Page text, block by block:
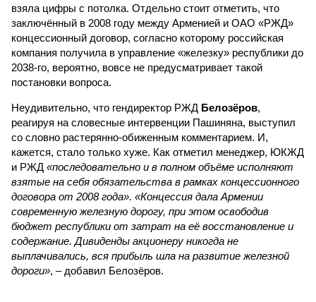
взяла цифры с потолка. Отдельно стоит отметить, что
заключённый в 2008 году между Арменией и ОАО «РЖД»
концессионный договор, согласно которому российская
компания получила в управление «железку» республики до
2038-го, вероятно, вовсе не предусматривает такой
постановки вопроса.
Неудивительно, что гендиректор РЖД Белозёров,
реагируя на словесные интервенции Пашиняна, выступил
со словно растерянно-обиженным комментарием. И,
кажется, стало только хуже. Как отметил менеджер, ЮКЖД
и РЖД «последовательно и в полном объёме исполняют
взятые на себя обязательства в рамках концессионного
договора от 2008 года». «Концессия дала Армении
современную железную дорогу, при этом освободив
бюджет республики от затрат на её восстановление и
содержание. Дивиденды акционеру никогда не
выплачивались, вся прибыль шла на развитие железной
дороги», – добавил Белозёров.